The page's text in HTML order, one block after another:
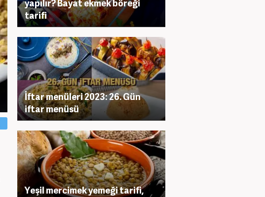
yapılır? Bayat ekmek böreği
tarifi
İftar menüleri 2023: 26. Gün
iftar menüsü
Yeşil mercimek yemeği tarifi,